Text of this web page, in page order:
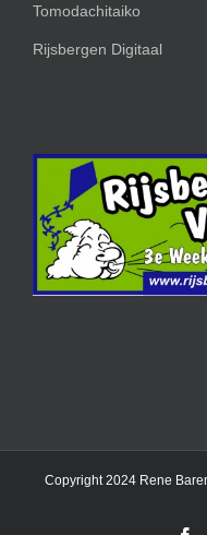
Tomodachitaiko
Rijsbergen Digitaal
Copyright 2024 Rene